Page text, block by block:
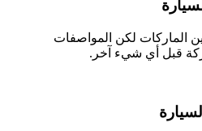
الماركات لكن المواصفات
قبل أي شيء آخر.